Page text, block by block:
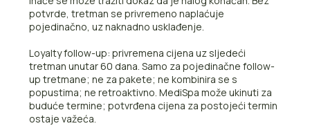
potvrde, tretman se privremeno naplaćuje
pojedinačno, uz naknadno usklađenje.
Loyalty follow-up: privremena cijena uz sljedeći
tretman unutar 60 dana. Samo za pojedinačne follow-
up tretmane; ne za pakete; ne kombinira se s
popustima; ne retroaktivno. MediSpa može ukinuti za
buduće termine; potvrđena cijena za postojeći termin
ostaje važeća.